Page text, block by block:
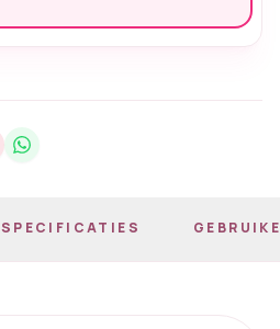
SPECIFICATIES